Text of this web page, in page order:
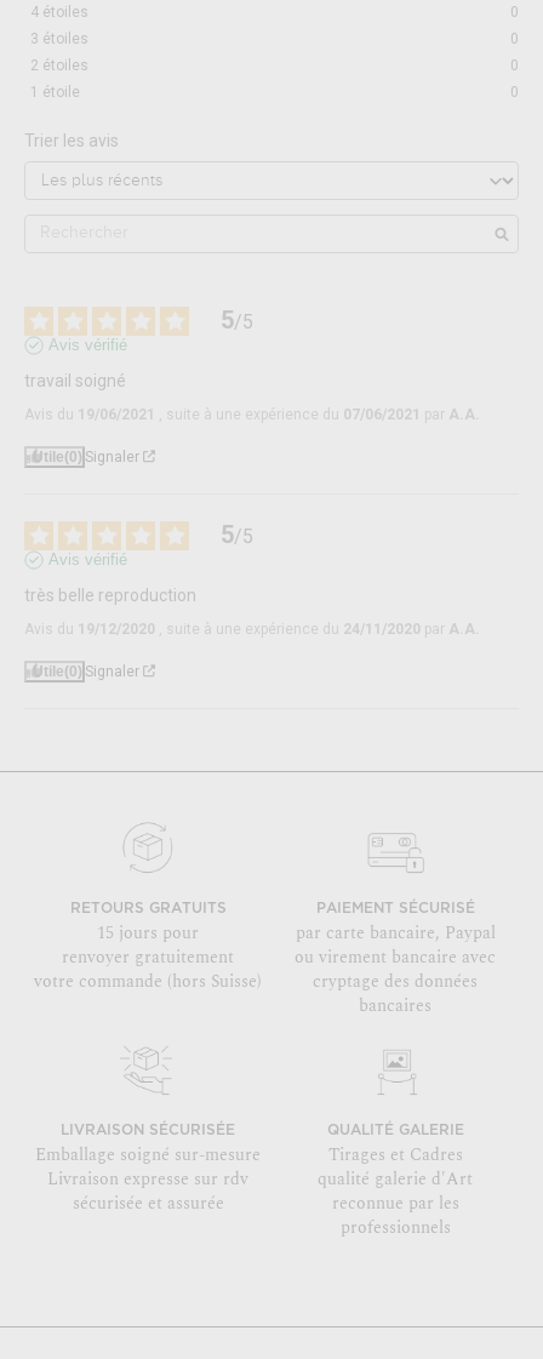
4 étoiles
0
3 étoiles
0
2 étoiles
0
1 étoile 0
Trier les avis
5/5
Avis vérifié
travail soigné
Avis du 19/06/2021 , suite à une expérience du 07/06/2021 par A.A.
Utile(0) Signaler
5/5
Avis vérifié
très belle reproduction
Avis du 19/12/2020 , suite à une expérience du 24/11/2020 par A.A.
Utile(0) Signaler
RETOURS GRATUITS
15 jours pour
renvoyer gratuitement
votre commande (hors Suisse)
PAIEMENT SÉCURISÉ
par carte bancaire, Paypal
ou virement bancaire avec
cryptage des données
bancaires
LIVRAISON SÉCURISÉE
Emballage soigné sur-mesure
Livraison expresse sur rdv
sécurisée et assurée
QUALITÉ GALERIE
Tirages et Cadres
qualité galerie d'Art
reconnue par les
professionnels